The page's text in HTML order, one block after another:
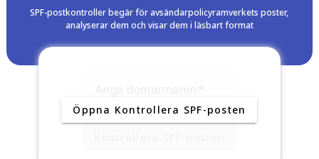
SPF-postkontroller begär för avsändarpolicyramverkets poster,
analyserar dem och visar dem i läsbart format
Öppna Kontrollera SPF-posten